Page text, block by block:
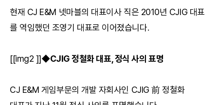
현재 CJ E&M 넷마블의 대표이사 직은 2010년 CJIG 대표
를 역임했던 조영기 대표로 이어졌습니다.
[[img2 ]]◆CJIG 정철화 대표, 정식 사의 표명
CJ E&M 게임부문의 개발 자회사인 CJIG 前 정철화